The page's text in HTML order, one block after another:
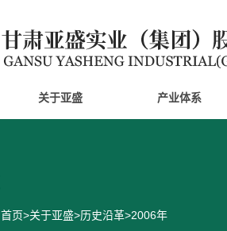
关于亚盛 产业体系
首页>关于亚盛>历史沿革>2006年